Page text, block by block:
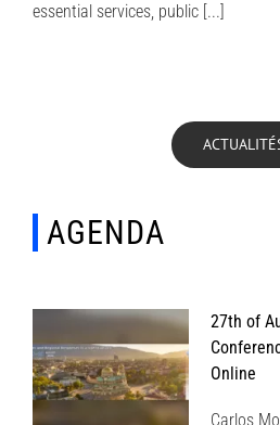
essential services, public [...]
AGENDA
27th of
Online
Carlos